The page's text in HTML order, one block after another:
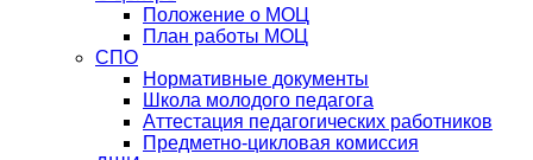
Положение о МОЦ
План работы МОЦ
СПО
Нормативные документы
Школа молодого педагога
Аттестация педагогических работников
Предметно-цикловая комиссия